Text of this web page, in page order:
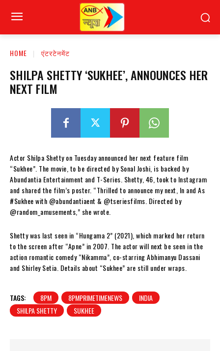
HOME एंटरटेनमेंट
SHILPA SHETTY ‘SUKHEE’, ANNOUNCES HER
NEXT FILM
Actor Shilpa Shetty on Tuesday announced her next feature film
“Sukhee”. The movie, to be directed by Sonal Joshi, is backed by
Abundantia Entertainment and T-Series. Shetty, 46, took to Instagram
and shared the film’s poster. “Thrilled to announce my next, In and As
#Sukhee with @abundantiaent & @tseriesfilms. Directed by
@random_amusements,” she wrote.
Shetty was last seen in “Hungama 2” (2021), which marked her return
to the screen after “Apne” in 2007. The actor will next be seen in the
action romantic comedy “Nikamma”, co-starring Abhimanyu Dassani
and Shirley Setia. Details about “Sukhee” are still under wraps.
TAGS: 8PM 8PMPRIMETIMENEWS
INDIA
SHILPA SHETTY
SUKHEE